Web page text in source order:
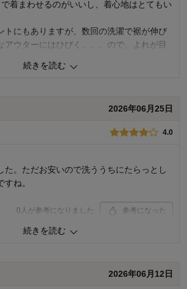
着まわせるのがいいし、着心地はとてもい
トにもありますが、数回の洗濯で裾が伸び
アウターにはひびく。。。ので、よれが目
イント： 着心地
サイズ： ちょうどよい
続きを読む
2026年06月25日
4.0
た。ただお安いので洗ううちにたらっとし
ね。
0 人が参考になりました 参考になった
３色セット（ブラック・杢グレー・ホワ
続きを読む
2026年06月12日